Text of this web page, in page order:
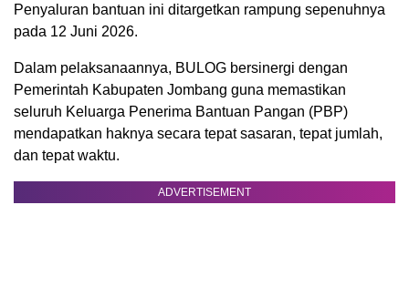
Penyaluran bantuan ini ditargetkan rampung sepenuhnya
pada 12 Juni 2026.
Dalam pelaksanaannya, BULOG bersinergi dengan
Pemerintah Kabupaten Jombang guna memastikan
seluruh Keluarga Penerima Bantuan Pangan (PBP)
mendapatkan haknya secara tepat sasaran, tepat jumlah,
dan tepat waktu.
ADVERTISEMENT